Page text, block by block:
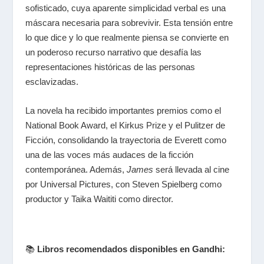
sofisticado, cuya aparente simplicidad verbal es una
máscara necesaria para sobrevivir. Esta tensión entre
lo que dice y lo que realmente piensa se convierte en
un poderoso recurso narrativo que desafía las
representaciones históricas de las personas
esclavizadas.
La novela ha recibido importantes premios como el
National Book Award, el Kirkus Prize y el Pulitzer de
Ficción, consolidando la trayectoria de Everett como
una de las voces más audaces de la ficción
contemporánea. Además, James será llevada al cine
por Universal Pictures, con Steven Spielberg como
productor y Taika Waititi como director.
📚 Libros recomendados disponibles en Gandhi: